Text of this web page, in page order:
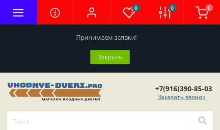
Принимаем заявки!
Закрыть
0 0 0
+7(916)390-85-03
Заказать звонок